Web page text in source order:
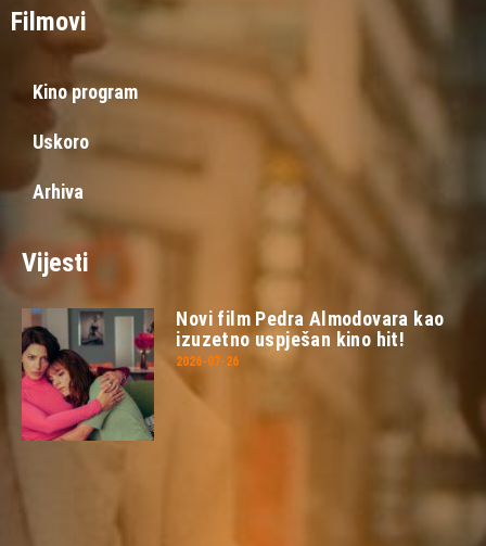
Filmovi
Kino program
Uskoro
Arhiva
Vijesti
Novi film Pedra Almodovara kao
izuzetno uspješan kino hit!
2026-07-26